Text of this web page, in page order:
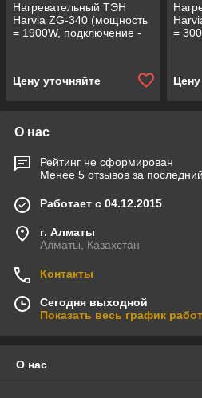
Нагревательный ТЭН
Harvia ZG-340 (мощность
= 1900W, подключение -
Цену уточняйте
=
О нас
Рейтинг не сформирован
Менее 5 отзывов за
Работает с 04.12.2015
г. Алматы
Алматы, Казахстан
Контакты
Сегодня выходной
Показать весь график
О нас